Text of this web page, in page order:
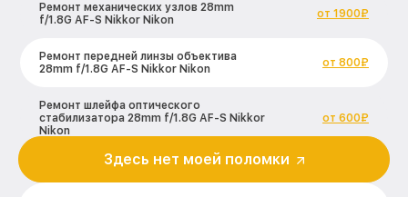
Ремонт механических узлов 28mm
f/1.8G AF-S Nikkor Nikon
от 1900₽
Ремонт передней линзы объектива
28mm f/1.8G AF-S Nikkor Nikon
от 800₽
Ремонт шлейфа оптического
стабилизатора 28mm f/1.8G AF-S Nikkor
Nikon
от 600₽
Ремонт электроники 28mm f/1.8G AF-S
Nikkor Nikon
Здесь нет моей поломки